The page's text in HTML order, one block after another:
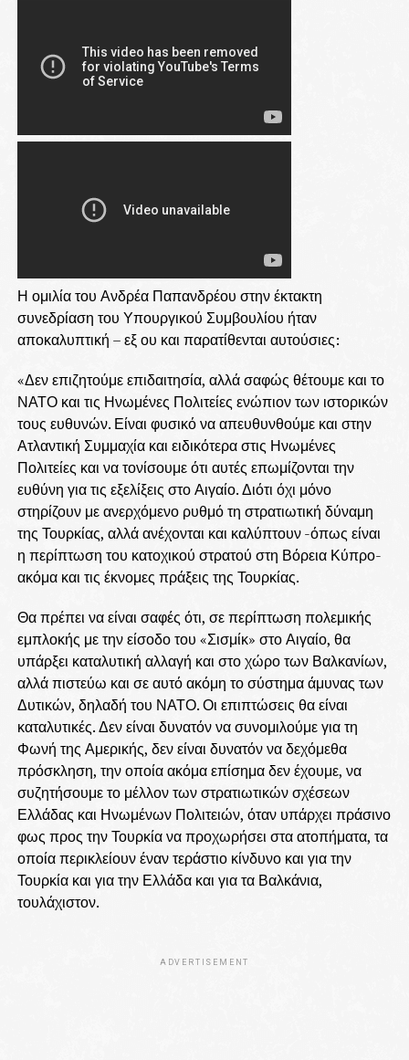
Η ομιλία του Ανδρέα Παπανδρέου στην έκτακτη
συνεδρίαση του Υπουργικού Συμβουλίου ήταν
αποκαλυπτική – εξ ου και παρατίθενται αυτούσιες:
«Δεν επιζητούμε επιδαιτησία, αλλά σαφώς θέτουμε και το
ΝΑΤΟ και τις Ηνωμένες Πολιτείες ενώπιον των ιστορικών
τους ευθυνών. Είναι φυσικό να απευθυνθούμε και στην
Ατλαντική Συμμαχία και ειδικότερα στις Ηνωμένες
Πολιτείες και να τονίσουμε ότι αυτές επωμίζονται την
ευθύνη για τις εξελίξεις στο Αιγαίο. Διότι όχι μόνο
στηρίζουν με ανερχόμενο ρυθμό τη στρατιωτική δύναμη
της Τουρκίας, αλλά ανέχονται και καλύπτουν -όπως είναι
η περίπτωση του κατοχικού στρατού στη Βόρεια Κύπρο-
ακόμα και τις έκνομες πράξεις της Τουρκίας.
Θα πρέπει να είναι σαφές ότι, σε περίπτωση πολεμικής
εμπλοκής με την είσοδο του «Σισμίκ» στο Αιγαίο, θα
υπάρξει καταλυτική αλλαγή και στο χώρο των Βαλκανίων,
αλλά πιστεύω και σε αυτό ακόμη το σύστημα άμυνας των
Δυτικών, δηλαδή του ΝΑΤΟ. Οι επιπτώσεις θα είναι
καταλυτικές. Δεν είναι δυνατόν να συνομιλούμε για τη
Φωνή της Αμερικής, δεν είναι δυνατόν να δεχόμεθα
πρόσκληση, την οποία ακόμα επίσημα δεν έχουμε, να
συζητήσουμε το μέλλον των στρατιωτικών σχέσεων
Ελλάδας και Ηνωμένων Πολιτειών, όταν υπάρχει πράσινο
φως προς την Τουρκία να προχωρήσει στα ατοπήματα, τα
οποία περικλείουν έναν τεράστιο κίνδυνο και για την
Τουρκία και για την Ελλάδα και για τα Βαλκάνια,
τουλάχιστον.
ADVERTISEMENT